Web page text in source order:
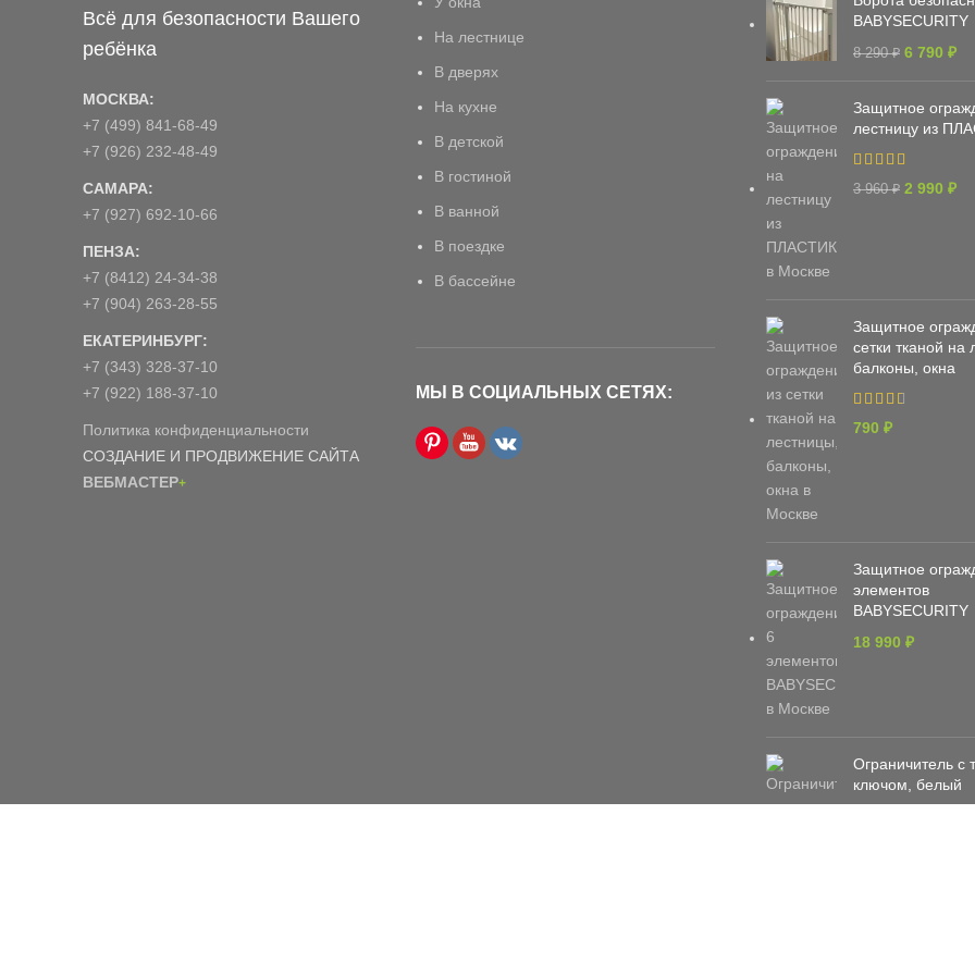
Всё для безопасности Вашего
ребёнка
МОСКВА:
+7 (499) 841-68-49
+7 (926) 232-48-49
САМАРА:
+7 (927) 692-10-66
ПЕНЗА:
+7 (8412) 24-34-38
+7 (904) 263-28-55
ЕКАТЕРИНБУРГ:
+7 (343) 328-37-10
+7 (922) 188-37-10
Политика конфиденциальности
СОЗДАНИЕ И ПРОДВИЖЕНИЕ САЙТА
ВЕБМАСТЕР+
На лестнице
В дверях
На кухне
В детской
В гостиной
В ванной
В поездке
В бассейне
МЫ В СОЦИАЛЬНЫХ СЕТЯХ:
BABYSECURITY
8 290₽ 6 790 ₽
Защитное
лестницу из
3 960₽ 2 990 ₽
Защитное
сетки тканой на
балконы, окна
790 ₽
Защитное
элементов
BABYSECURITY
18 990 ₽
Ограничитель с
ключом, белый